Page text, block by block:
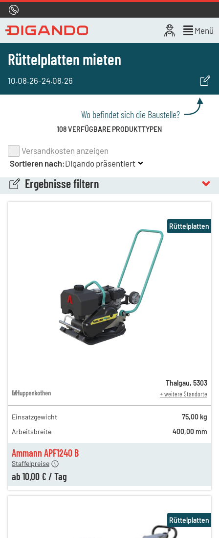
Menü
Rüttelplatten mieten
10.08.26-24.08.26
Wo befindet sich die Baustelle?
108 VERFÜGBARE PRODUKTTYPEN
Ergebnisse filtern
Versandkosten anzeigen
Sortieren nach:Digando präsentiert
Ammann APF1240 B
35,00 €
16,00 €
Staffelpreise
ab 10,00 € / Tag
Rüttelplatten
Thalgau, 5303
+ weitere Standorte
Einsatzgewicht
75,00 kg
Arbeitsbreite
400,00 mm
Rüttelplatten